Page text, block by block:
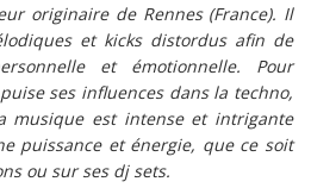
originaire de Rennes (France). Il
et kicks distordus afin de
et émotionnelle. Pour
ses influences dans la techno,
musique est intense et intrigante
puissance et énergie, que ce soit
ou sur ses dj sets.